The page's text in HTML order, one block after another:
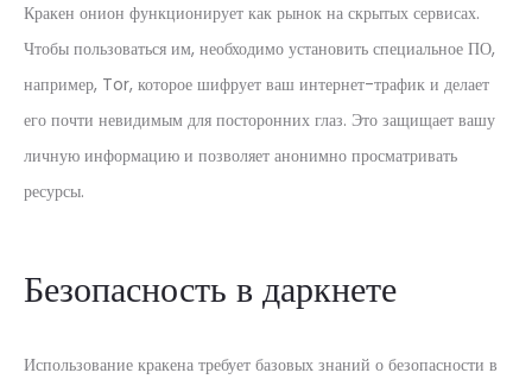
Кракен онион функционирует как рынок на скрытых сервисах.
Чтобы пользоваться им, необходимо установить специальное ПО,
например, Tor, которое шифрует ваш интернет-трафик и делает
его почти невидимым для посторонних глаз. Это защищает вашу
личную информацию и позволяет анонимно просматривать
ресурсы.
Безопасность в даркнете
Использование кракена требует базовых знаний о безопасности в